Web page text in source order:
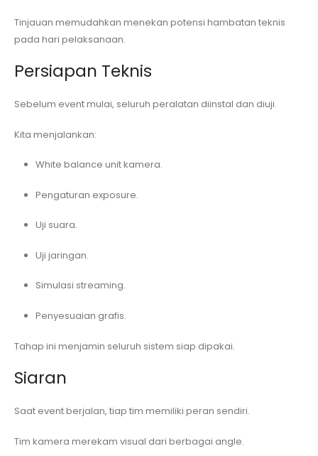
Tinjauan memudahkan menekan potensi hambatan teknis
pada hari pelaksanaan.
Persiapan Teknis
Sebelum event mulai, seluruh peralatan diinstal dan diuji.
Kita menjalankan:
White balance unit kamera.
Pengaturan exposure.
Uji suara.
Uji jaringan.
Simulasi streaming.
Penyesuaian grafis.
Tahap ini menjamin seluruh sistem siap dipakai.
Siaran
Saat event berjalan, tiap tim memiliki peran sendiri.
Tim kamera merekam visual dari berbagai angle.